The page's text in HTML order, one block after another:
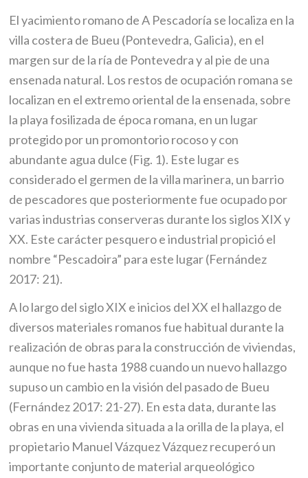
El yacimiento romano de A Pescadoría se localiza en la
villa costera de Bueu (Pontevedra, Galicia), en el
margen sur de la ría de Pontevedra y al pie de una
ensenada natural. Los restos de ocupación romana se
localizan en el extremo oriental de la ensenada, sobre
la playa fosilizada de época romana, en un lugar
protegido por un promontorio rocoso y con
abundante agua dulce (Fig. 1). Este lugar es
considerado el germen de la villa marinera, un barrio
de pescadores que posteriormente fue ocupado por
varias industrias conserveras durante los siglos XIX y
XX. Este carácter pesquero e industrial propició el
nombre “Pescadoira” para este lugar (Fernández
2017: 21).
A lo largo del siglo XIX e inicios del XX el hallazgo de
diversos materiales romanos fue habitual durante la
realización de obras para la construcción de viviendas,
aunque no fue hasta 1988 cuando un nuevo hallazgo
supuso un cambio en la visión del pasado de Bueu
(Fernández 2017: 21-27). En esta data, durante las
obras en una vivienda situada a la orilla de la playa, el
propietario Manuel Vázquez Vázquez recuperó un
importante conjunto de material arqueológico